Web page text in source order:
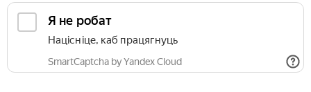
Я не робат
Націсніце, каб працягнуць
SmartCaptcha by Yandex Cloud